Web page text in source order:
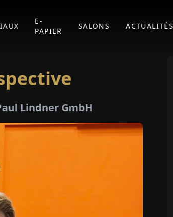
E-
PAPIER
SALONS ACTUALITÉS
Lindner GmbH